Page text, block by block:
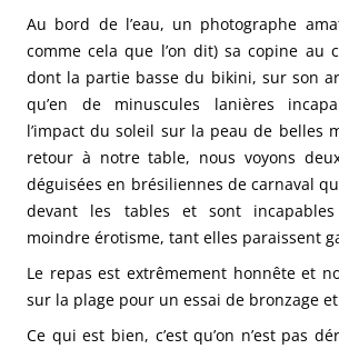
Au bord de l’eau, un photographe
comme cela que l’on dit) sa copine au
dont la partie basse du bikini, sur son
qu’en de minuscules lanières
l’impact du soleil sur la peau de belles
retour à notre table, nous voyons
déguisées en brésiliennes de carnaval
devant les tables et sont
moindre érotisme, tant elles paraissent
Le repas est extrêmement honnête et
sur la plage pour un essai de bronzage
Ce qui est bien, c’est qu’on n’est pas